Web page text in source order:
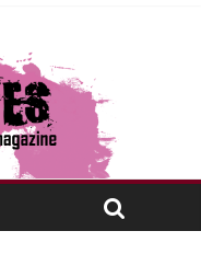
de Odiseo»
por nada»